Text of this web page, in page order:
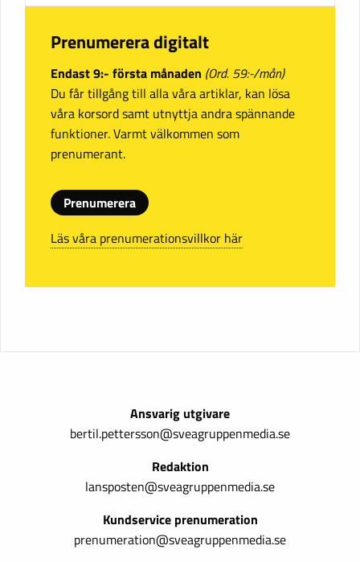
Prenumerera digitalt
Endast 9:- första månaden (Ord. 59:-/mån)
Du får tillgång till alla våra artiklar, kan lösa
våra korsord samt utnyttja andra spännande
funktioner. Varmt välkommen som
prenumerant.
Prenumerera
Läs våra prenumerationsvillkor här
Ansvarig utgivare
bertil.pettersson@sveagruppenmedia.se
Redaktion
lansposten@sveagruppenmedia.se
Kundservice prenumeration
prenumeration@sveagruppenmedia.se